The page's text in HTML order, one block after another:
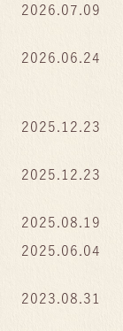
2026.07.09
2026.06.24
2025.12.23
2025.12.23
2025.08.19
2025.06.04
2023.08.31